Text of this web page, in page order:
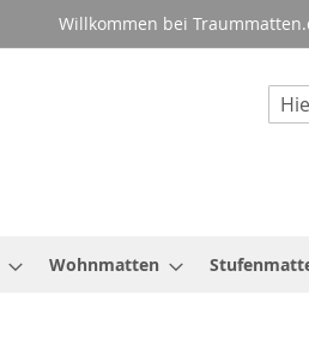
Willkommen bei
Wohnmatten